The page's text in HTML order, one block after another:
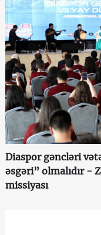
Diaspor gəncləri
əsgəri” olmalıdır -
missiyası